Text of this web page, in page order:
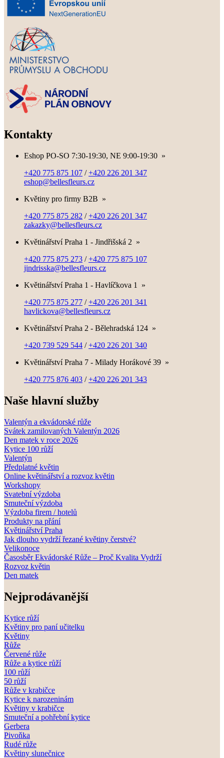
Kontakty
Eshop PO-SO 7:30-19:30, NE 9:00-19:30 »
+420 775 875 107 /+420 226 201 347
eshop@bellesfleurs.cz
Květiny pro firmy B2B »
+420 775 875 282 /+420 226 201 347
zakazky@bellesfleurs.cz
Květinářství Praha 1 - Jindřišská 2 »
+420 775 875 273 /+420 775 875 107
jindrisska@bellesfleurs.cz
Květinářství Praha 1 - Havlíčkova 1
»
+420 775 875 277 /+420 226 201 341
havlickova@bellesfleurs.cz
Květinářství Praha 2 - Bělehradská 124 »
+420 739 529 544 /+420 226 201 340
Květinářství Praha 7 - Milady Horákové 39 »
+420 775 876 403 /+420 226 201 343
Naše hlavní služby
Valentýn a ekvádorské růže
Svátek zamilovaných Valentýn 2026
Den matek v roce 2026
Kytice 100 růží
Valentýn
Předplatné květin
Online květinářství a rozvoz květin
Workshopy
Svatební výzdoba
Smuteční výzdoba
Výzdoba firem / hotelů
Produkty na přání
Květinářství Praha
Jak dlouho vydrží řezané květiny čerstvé?
Velikonoce
Časosběr Ekvádorské Růže – Proč Kvalita Vydrží
Rozvoz květin
Den matek
Nejprodávanější
Kytice růží
Květiny pro paní učitelku
Květiny
Růže
Červené růže
Růže a kytice růží
100 růží
50 růží
Růže v krabičce
Kytice k narozeninám
Květiny v krabičce
Smuteční a pohřební kytice
Gerbera
Pivoňka
Rudé růže
Květiny slunečnice